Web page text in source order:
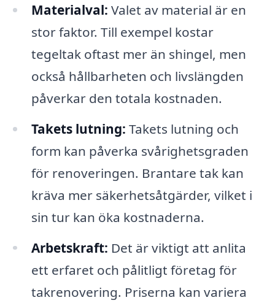
Materialval: Valet av material är en
stor faktor. Till exempel kostar
tegeltak oftast mer än shingel, men
också hållbarheten och livslängden
påverkar den totala kostnaden.
Takets lutning: Takets lutning och
form kan påverka svårighetsgraden
för renoveringen. Brantare tak kan
kräva mer säkerhetsåtgärder, vilket i
sin tur kan öka kostnaderna.
Arbetskraft: Det är viktigt att anlita
ett erfaret och pålitligt företag för
takrenovering. Priserna kan variera